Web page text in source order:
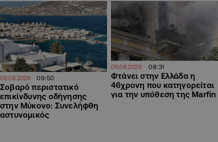
06.08.2026 09:50
Σοβαρό περιστατικό
επικίνδυνης οδήγησης
στην Μύκονο: Συνελήφθη
αστυνομικός
06.08.2026 08:31
Φτάνει στην Ελλάδα η
46χρονη που κατηγορείται
για την υπόθεση της Marfin